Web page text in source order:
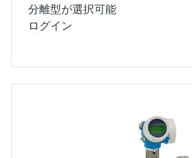
分離型が選択可能
ログイン